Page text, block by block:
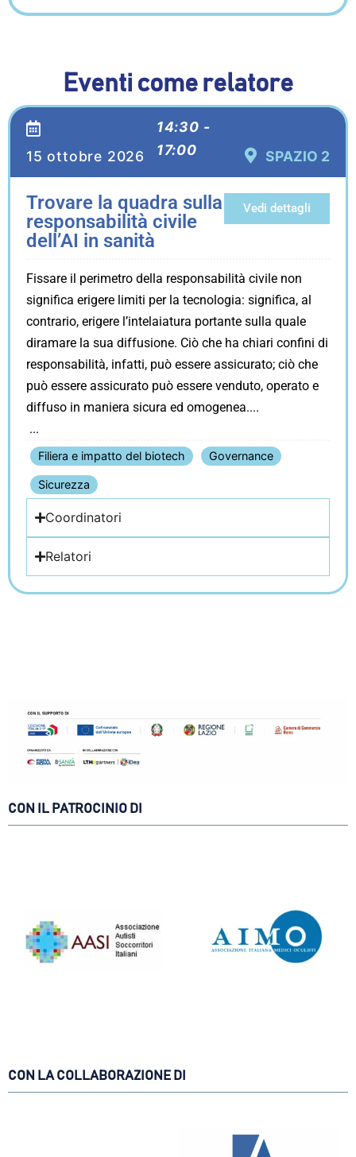
Eventi come relatore
15 ottobre 2026
14:30 -
17:00
SPAZIO 2
Trovare la quadra sulla
responsabilità civile
dell’AI in sanità
Vedi dettagli
Fissare il perimetro della responsabilità civile non
significa erigere limiti per la tecnologia: significa, al
contrario, erigere l’intelaiatura portante sulla quale
diramare la sua diffusione. Ciò che ha chiari confini di
responsabilità, infatti, può essere assicurato; ciò che
può essere assicurato può essere venduto, operato e
diffuso in maniera sicura ed omogenea.
Filiera e impatto del biotech Governance
Sicurezza
Coordinatori
Relatori
CON IL PATROCINIO DI
CON LA COLLABORAZIONE DI